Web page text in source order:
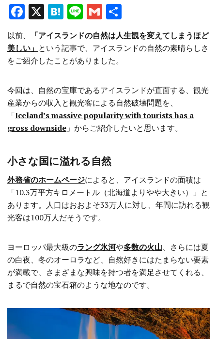
F
ce
b
o
k
X H
at
e
n
Li
n
e
G
m
ai
l
有
以前、
「アイスランドの自然は人生観を変えてしまうほど
美しい」 という記事で、アイスランドの自然の素晴らしさ
をご紹介したことがありました。
今回は、自然の宝庫であるアイスランドが直面する、観光
産業からの収入と観光客による自然破壊問題を、
「Iceland’s massive popularity with tourists has a
gross downside 」からご紹介したいと思います。
小さな国に溢れる自然
外務省のホームページによると、アイスランドの面積は
「10.3万平方キロメートル（北海道よりやや大きい）」と
あります。人口はおおよそ33万人に対し、年間に訪れる観
光客は100万人だそうです。
ヨーロッパ最大級のラング氷河や多数の火山、さらには夏
の白夜、冬のオーロラなど、自然好きにはたまらない要素
が満載で、さまざまな興味を持つ者を満足させてくれる、
まるで自然の宝石箱のような地なのです。